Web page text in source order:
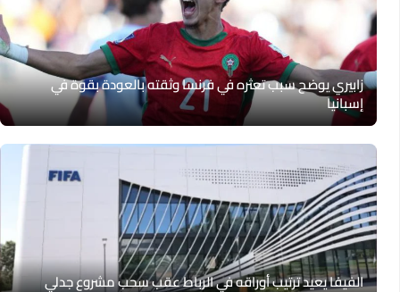
زابيري يوضح سبب تعثره في فرنسا وثقته بالعودة بقوة في
إسبانيا
الفيفا يعيد ترتيب أوراقه في الرباط عقب سحب مشروع جدلي